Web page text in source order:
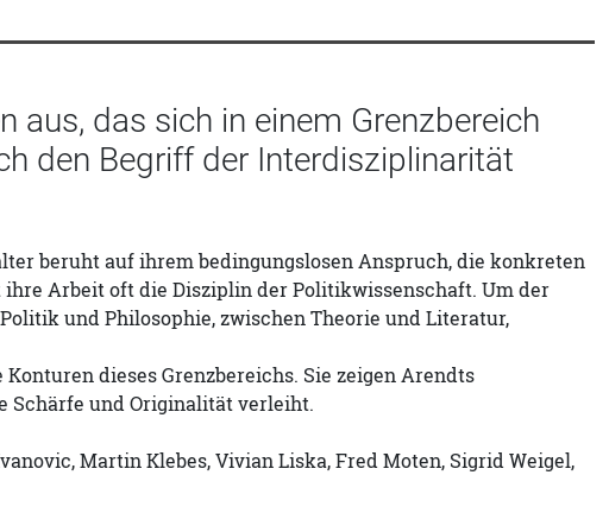
aus, das sich in einem Grenzbereich
den Begriff der Interdisziplinarität
beruht auf ihrem bedingungslosen Anspruch, die konkreten
ihre Arbeit oft die Disziplin der Politikwissenschaft. Um der
und Philosophie, zwischen Theorie und Literatur,
dieses Grenzbereichs. Sie zeigen Arendts
Schärfe und Originalität verleiht.
Martin Klebes, Vivian Liska, Fred Moten, Sigrid Weigel,